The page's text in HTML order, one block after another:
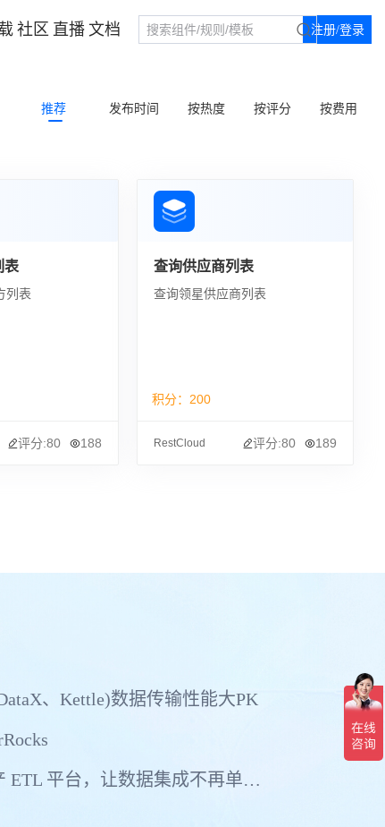
社区 直播 文档 注册/登录
推荐 发布时间 按热度 按评分 按费用
表
列表
评分:80 188
查询供应商列表
查询领星供应商列表
积分： 200
RestCloud 评分:80 189
、Kettle)数据传输性能大PK
真正支持多中心多活的国产 ETL 平台，让数据集成不再单点依赖